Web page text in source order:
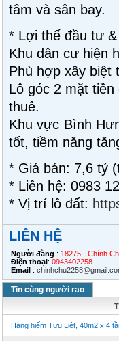
tâm và sân bay.
* Lợi thế đầu tư
Khu dân cư hiện
Phù hợp xây biệt
Lô góc 2 mặt
thuê.
Khu vực Bình
tốt, tiềm năng
* Giá bán: 7,6 tỷ
* Liên hệ: 0983
* Vị trí lô đất:
LIÊN HỆ
Người đăng : 18275 - Chính
Điện thoại: 0943402258
Email :
Tin cùng người rao
Hàng hiếm Tựu Liệt, 40m2 x 4